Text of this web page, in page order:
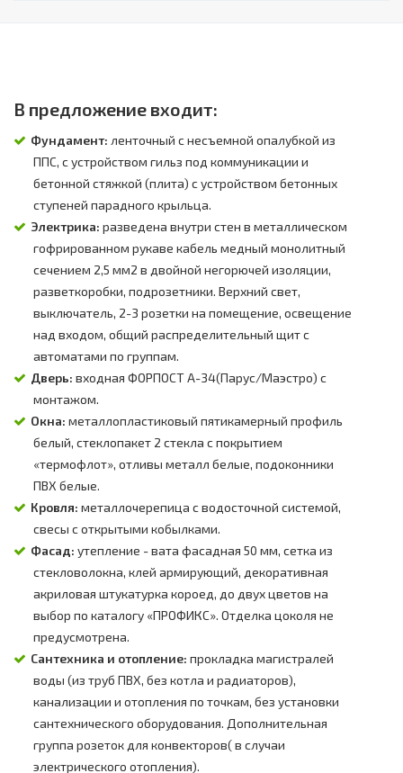
В предложение входит:
Фундамент: ленточный с несъемной опалубкой из
ППС, с устройством гильз под коммуникации и
бетонной стяжкой (плита) с устройством бетонных
ступеней парадного крыльца.
Электрика: разведена внутри стен в металлическом
гофрированном рукаве кабель медный монолитный
сечением 2,5 мм2 в двойной негорючей изоляции,
разветкоробки, подрозетники. Верхний свет,
выключатель, 2-3 розетки на помещение, освещение
над входом, общий распределительный щит с
автоматами по группам.
Дверь: входная ФОРПОСТ А-34(Парус/Маэстро) с
монтажом.
Окна: металлопластиковый пятикамерный профиль
белый, стеклопакет 2 стекла с покрытием
«термофлот», отливы металл белые, подоконники
ПВХ белые.
Кровля: металлочерепица с водосточной системой,
свесы с открытыми кобылками.
Фасад: утепление - вата фасадная 50 мм, сетка из
стекловолокна, клей армирующий, декоративная
акриловая штукатурка короед, до двух цветов на
выбор по каталогу «ПРОФИКС». Отделка цоколя не
предусмотрена.
Сантехника и отопление: прокладка магистралей
воды (из труб ПВХ, без котла и радиаторов),
канализации и отопления по точкам, без установки
сантехнического оборудования. Дополнительная
группа розеток для конвекторов( в случаи
электрического отопления).